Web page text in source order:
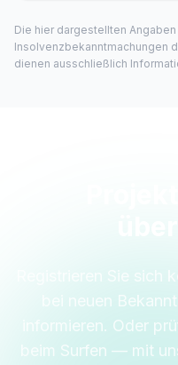
Die hier dargestellten
Insolvenzbekanntmachungen
dienen ausschließlich
Registrieren Sie sich
bei neuen
informieren. Oder
beim Surfen — mit